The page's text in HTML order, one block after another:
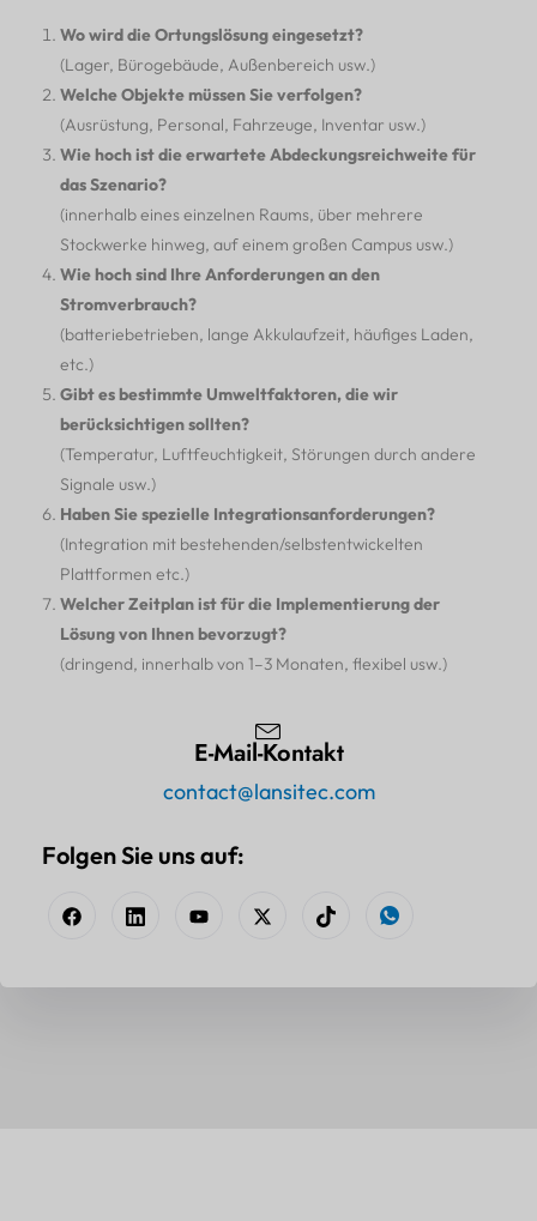
Wo wird die Ortungslösung eingesetzt?
(Lager, Bürogebäude, Außenbereich usw.)
Welche Objekte müssen Sie verfolgen?
(Ausrüstung, Personal, Fahrzeuge, Inventar usw.)
Wie hoch ist die erwartete Abdeckungsreichweite für
das Szenario?
(innerhalb eines einzelnen Raums, über mehrere
Stockwerke hinweg, auf einem großen Campus usw.)
Wie hoch sind Ihre Anforderungen an den
Stromverbrauch?
(batteriebetrieben, lange Akkulaufzeit, häufiges Laden,
etc.)
Gibt es bestimmte Umweltfaktoren, die wir
berücksichtigen sollten?
(Temperatur, Luftfeuchtigkeit, Störungen durch andere
Signale usw.)
Haben Sie spezielle Integrationsanforderungen?
(Integration mit bestehenden/selbstentwickelten
Plattformen etc.)
Welcher Zeitplan ist für die Implementierung der
Lösung von Ihnen bevorzugt?
(dringend, innerhalb von 1–3 Monaten, flexibel usw.)
E-Mail-Kontakt
contact@lansitec.com
Folgen Sie uns auf: